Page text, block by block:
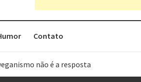
Contato
não é a resposta